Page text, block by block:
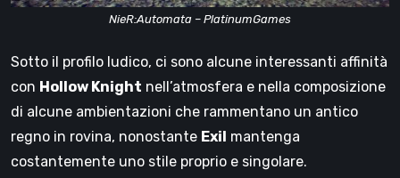
NieR:Automata – PlatinumGames
Sotto il profilo ludico, ci sono alcune interessanti affinità
con Hollow Knight nell’atmosfera e nella composizione
di alcune ambientazioni che rammentano un antico
regno in rovina, nonostante Exil mantenga
costantemente uno stile proprio e singolare.